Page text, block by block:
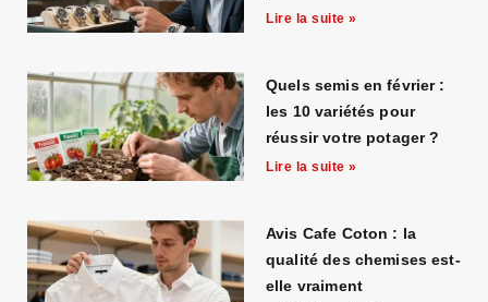
Lire la suite »
Quels semis en février :
les 10 variétés pour
réussir votre potager ?
Lire la suite »
Avis Cafe Coton : la
qualité des chemises est-
elle vraiment